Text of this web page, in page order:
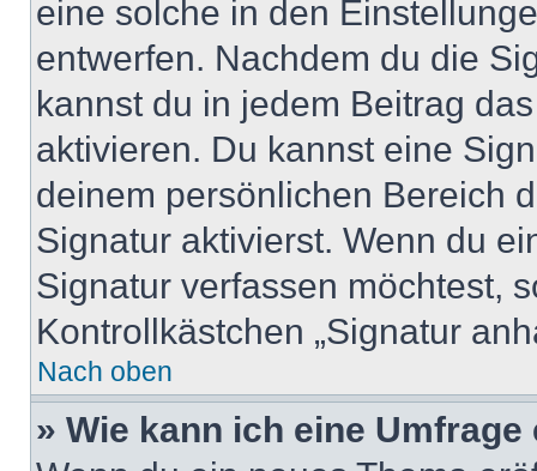
eine solche in den
entwerfen. Nachdem du die
kannst du in jedem Beitrag
aktivieren. Du kannst eine
deinem persönlichen Bereich
Signatur aktivierst. Wenn du
Signatur verfassen möchtest,
Kontrollkästchen „Signatur
Nach oben
» Wie kann ich eine